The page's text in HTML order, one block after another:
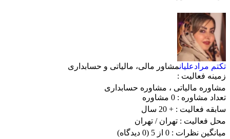
تکتم مرادعلیانمشاور مالی، مالیاتی و حسابداری
زمینه فعالیت :
مشاوره مالیاتی ، مشاوره حسابداری
تعداد مشاوره : 0 مشاوره
سابقه فعالیت : + 20 سال
محل فعالیت : تهران/ تهران
میانگین نظرات : 0 از 5
(0 دیدگاه)